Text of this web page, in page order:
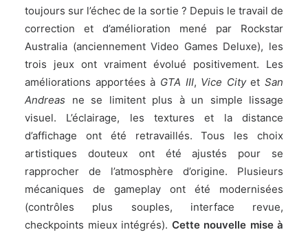
toujours sur l’échec de la sortie ? Depuis le travail de
correction et d’amélioration mené par Rockstar
Australia (anciennement Video Games Deluxe), les
trois jeux ont vraiment évolué positivement. Les
améliorations apportées à GTA III, Vice Cityet San
Andreas ne se limitent plus à un simple lissage
visuel. L’éclairage, les textures et la distance
d’affichage ont été retravaillés. Tous les choix
artistiques douteux ont été ajustés pour se
rapprocher de l’atmosphère d’origine. Plusieurs
mécaniques de gameplay ont été modernisées
(contrôles plus souples, interface revue,
checkpoints mieux intégrés). Cette nouvelle mise à